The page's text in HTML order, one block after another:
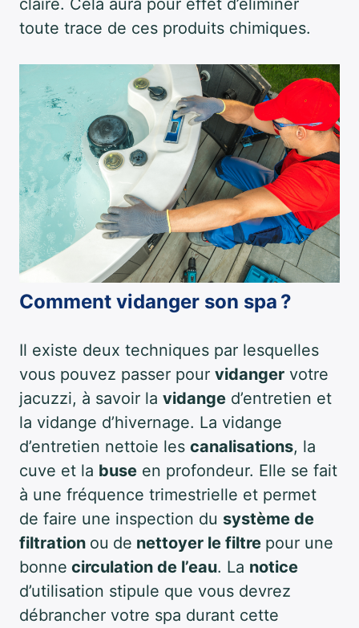
claire. Cela aura pour effet d’éliminer
toute trace de ces produits chimiques.
Comment vidanger son spa ?
Il existe deux techniques par lesquelles
vous pouvez passer pour vidanger votre
jacuzzi, à savoir la vidange d’entretien et
la vidange d’hivernage. La vidange
d’entretien nettoie les canalisations, la
cuve et la buse en profondeur. Elle se fait
à une fréquence trimestrielle et permet
de faire une inspection du système de
filtration ou de nettoyer le filtre pour une
bonne circulation de l’eau. La notice
d’utilisation stipule que vous devrez
débrancher votre spa durant cette